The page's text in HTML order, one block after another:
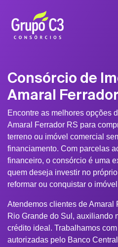
Consórcio de
Amaral
Encontre as melhores opções
Amaral Ferrador RS para
terreno ou imóvel comercial
financiamento. Com parcelas
financeiro, o consórcio é uma
quem deseja investir no
reformar ou conquistar o
Atendemos clientes de Amaral
Rio Grande do Sul, auxiliando
crédito ideal. Trabalhamos
autorizadas pelo Banco